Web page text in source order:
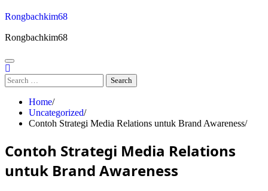
Skip
content
Rongbachkim68
Rongbachkim68
Search
for:
Home
Uncategorized
Contoh Strategi Media Relations untuk Brand Awareness
Contoh Strategi Media Relations
untuk Brand Awareness